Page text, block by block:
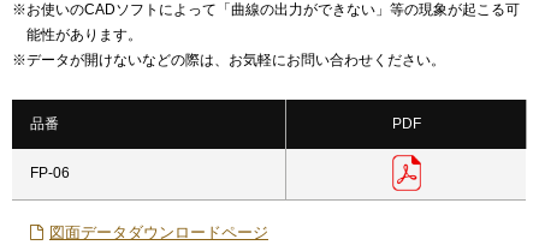
※お使いのCADソフトによって「曲線の出力ができない」等の現象が起こる可
能性があります。
※データが開けないなどの際は、お気軽にお問い合わせください。
品番 PDF
FP-06
図面データダウンロードページ